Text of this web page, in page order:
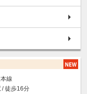
線
/ 徒歩16分